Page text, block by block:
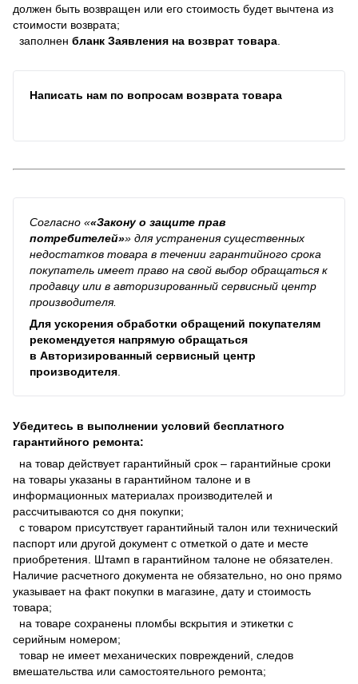
должен быть возвращен или его стоимость будет вычтена из
стоимости возврата;
заполнен бланк Заявления на возврат товара
Написать нам по вопросам возврата товара
Согласно ««Закону о защите прав
потребителей»» для устранения существенных
недостатков товара в течении гарантийного срока
покупатель имеет право на свой выбор обращаться к
продавцу или в авторизированный сервисный центр
производителя.
Для ускорения обработки обращений покупателям
рекомендуется напрямую обращаться
в Авторизированный сервисный центр
производителя
Убедитесь в выполнении условий бесплатного
гарантийного ремонта:
на товар действует гарантийный срок – гарантийные сроки
на товары указаны в гарантийном талоне и в
информационных материалах производителей и
рассчитываются со дня покупки;
с товаром присутствует гарантийный талон или технический
паспорт или другой документ с отметкой о дате и месте
приобретения. Штамп в гарантийном талоне не обязателен.
Наличие расчетного документа не обязательно, но оно прямо
указывает на факт покупки в магазине, дату и стоимость
товара;
на товаре сохранены пломбы вскрытия и этикетки с
серийным номером;
товар не имеет механических повреждений, следов
вмешательства или самостоятельного ремонта;